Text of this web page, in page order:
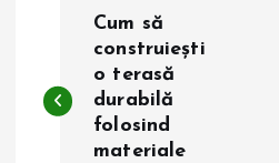
v
Cum să
construiești
o terasă
durabilă
folosind
materiale